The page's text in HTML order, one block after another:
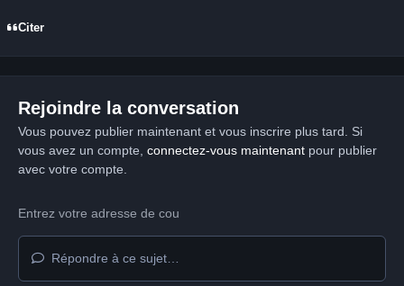
Citer
Rejoindre la conversation
Vous pouvez publier maintenant et vous inscrire plus tard. Si
vous avez un compte, connectez-vous maintenantpour publier
avec votre compte.
Répondre à ce sujet…